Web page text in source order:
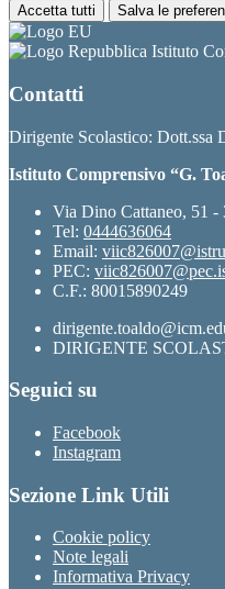
Accetta tutti Salva le
Istituto
Contatti
Dirigente Scolastico:
Istituto Comprensivo “G.
Via Dino Cattaneo, 51
Tel: 0444636064
Email:
PEC:
C.F.: 80015890249
DIRIGENTE
Seguici su
Facebook
Instagram
Sezione Link Utili
Cookie policy
Note legali
Informativa Privacy